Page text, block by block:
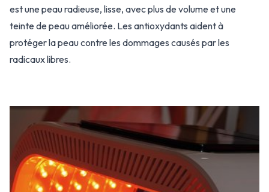
est une peau radieuse, lisse, avec plus de volume et une
teinte de peau améliorée. Les antioxydants aident à
protéger la peau contre les dommages causés par les
radicaux libres.